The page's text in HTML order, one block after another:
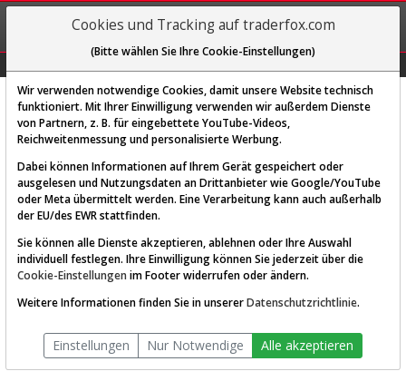
REGIS-
TRIEREN
Diese Funktion ist nur für
AKTIEN-TERMINAL
Die Aktienanalyse-Plattform von
TraderFox
Cookies und Tracking auf traderfox.com
(Bitte wählen Sie Ihre Cookie-Einstellungen)
Wir verwenden notwendige Cookies, damit unsere Website technisch
funktioniert. Mit Ihrer Einwilligung verwenden wir außerdem Dienste
von Partnern, z. B. für eingebettete YouTube-Videos,
Reichweitenmessung und personalisierte Werbung.
Dabei können Informationen auf Ihrem Gerät gespeichert oder
ausgelesen und Nutzungsdaten an Drittanbieter wie Google/YouTube
oder Meta übermittelt werden. Eine Verarbeitung kann auch außerhalb
der EU/des EWR stattfinden.
Sie können alle Dienste akzeptieren, ablehnen oder Ihre Auswahl
individuell festlegen. Ihre Einwilligung können Sie jederzeit über die
Cookie-Einstellungen im Footer widerrufen oder ändern.
Weitere Informationen finden Sie in unsererDatenschutzrichtlinie.
Einstellungen Nur Notwendige Alle akzeptieren